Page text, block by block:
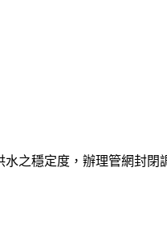
之穩定度，辦理管網封閉